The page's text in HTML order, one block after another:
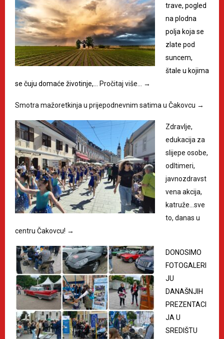
trave, pogled
na plodna
polja koja se
zlate pod
suncem,
štale u kojima
se čuju domaće životinje,…
Pročitaj više… →
Smotra mažoretkinja u prijepodnevnim satima u Čakovcu →
Zdravlje,
edukacija za
slijepe osobe,
odltimeri,
javnozdravst
vena akcija,
katruže…sve
to, danas u
centru Čakovcu! →
DONOSIMO
FOTOGALERI
JU
DANAŠNJIH
PREZENTACI
JA U
SREDIŠTU